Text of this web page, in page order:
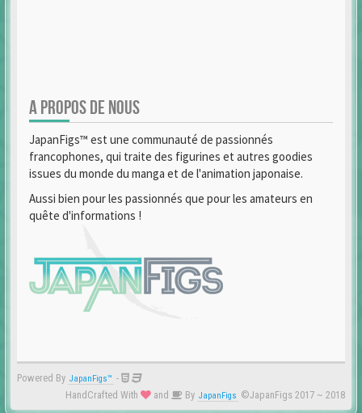
A PROPOS DE NOUS
JapanFigs™ est une communauté de passionnés
francophones, qui traite des figurines et autres goodies
issues du monde du manga et de l'animation japonaise.
Aussi bien pour les passionnés que pour les amateurs en
quête d'informations !
Powered By JapanFigs™ -
HandCrafted With
and By JapanFigs ©JapanFigs 2017 ~ 2018